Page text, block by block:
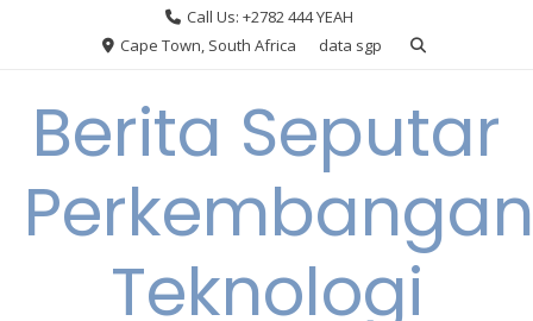
Call Us: +2782 444 YEAH
Cape Town, South Africa
data sgp
Berita Seputar
Perkembangan
Teknologi